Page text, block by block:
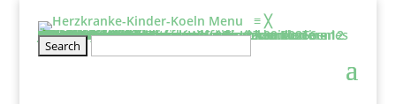
Menu ≡ ╳
Informieren
Über uns
Film: Projekte der Elterninitiative
Aufgaben & Ziele
Entstehung
Satzung
Vorstand
Kontakt
Schirmherr/frau
Tätigkeitsbericht
2025
2024
2023
2022
2021
2020
Projekte
Kölner Klinikclowns
Kunsttherapie
Besuchsdienst
Elternwohnung
Netzwerke und links
Wissenswertes
BHVK
Herzfenster & Info
Newsletter BVHK
Mitmachen
Veranstaltung
Geschwisterseminar für gesunde Kinder von 6 – 12 Jahre und ihre Eltern vom 25.09. – 27.09.2026
2026-Seminar für Eltern: Wir gehe ich mit meinen Ängsten um?
Wellenreiten- und Surf Kurs für herzkranke Teenies von 12 – 18 Jahren
Klettertraining für herzkranke Kinder und Geschwister ab 6 Jahre
Rückblick
Erfahrungsberichte
Mitglied werden
Stammtisch für Eltern von herzkranken Kindern
Kontakt
Spenden
Jetzt Spenden
Spendeneinsatz
Aktuelle Spendenprojekte
Vielen Dank
Spendenbescheinigung
Freistellungsbescheid